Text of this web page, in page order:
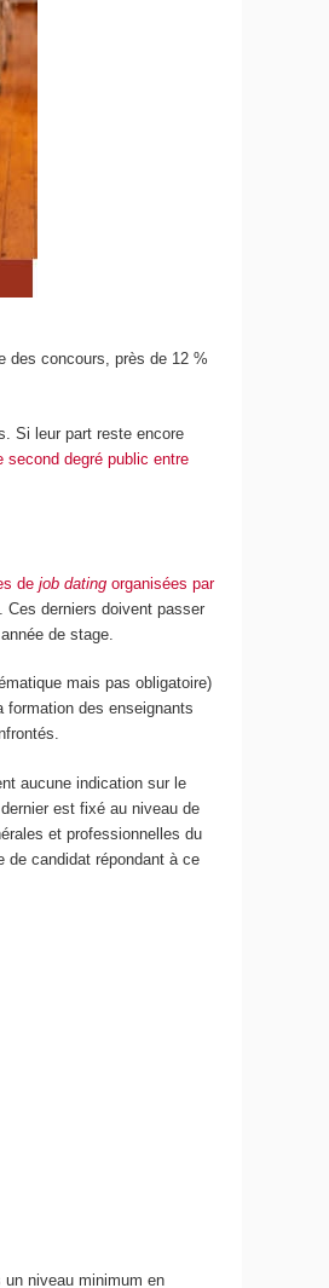
des concours, près de 12 %
Si leur part reste encore
second degré public entre
dejob dating organisées par
Ces derniers doivent passer
de stage.
mais pas obligatoire)
formation des enseignants
aucune indication sur le
est fixé au niveau de
et professionnelles du
de candidat répondant à ce
niveau minimum en